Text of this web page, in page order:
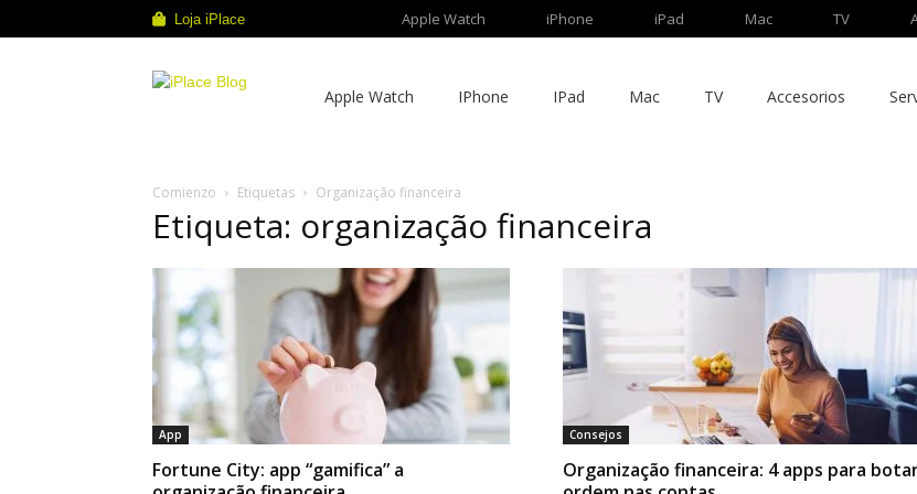
Loja iPlace Apple Watch iPhone iPad Mac TV
Apple Watch IPhone IPad Mac TV Accesorios
Comienzo Etiquetas Organização financeira
Etiqueta: organização financeira
App
Fortune City: app “gamifica” a
Consejos
Organização financeira: 4 apps para